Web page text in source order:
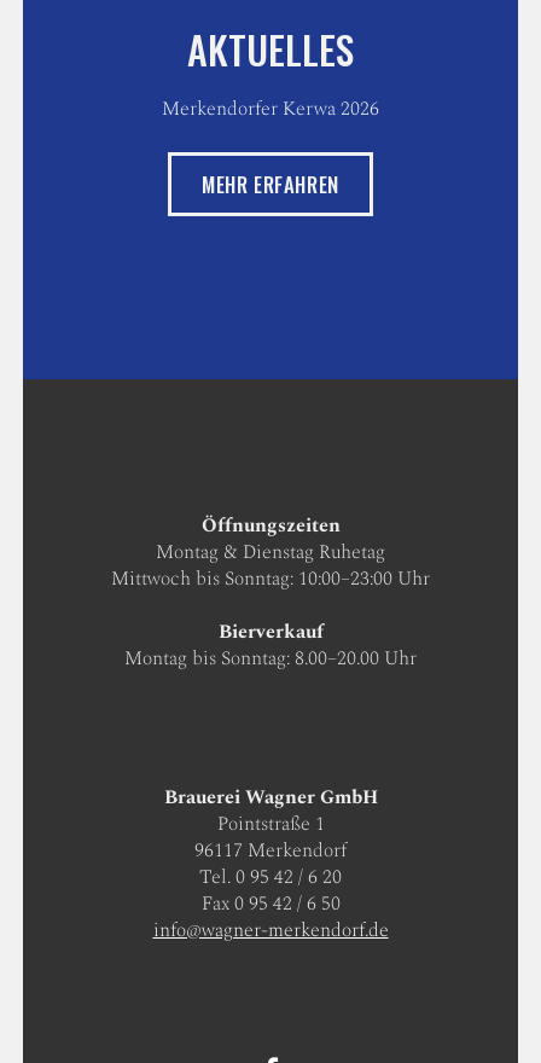
AKTUELLES
Merkendorfer Kerwa 2026
MEHR ERFAHREN
Öffnungszeiten
Montag & Dienstag Ruhetag
Mittwoch bis Sonntag: 10:00–23:00 Uhr
Bierverkauf
Montag bis Sonntag: 8.00–20.00 Uhr
Brauerei Wagner GmbH
Pointstraße 1
96117 Merkendorf
Tel. 0 95 42 / 6 20
Fax 0 95 42 / 6 50
info@wagner-merkendorf.de